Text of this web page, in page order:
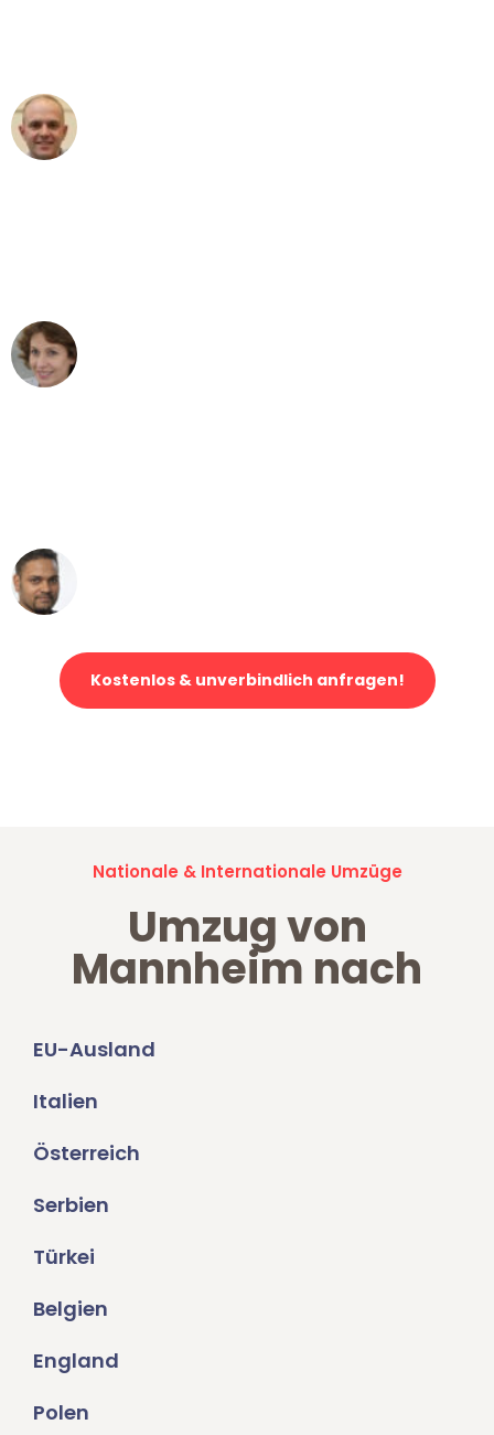
Kostenlos & unverbindlich anfragen!
Nationale & Internationale Umzüge
Umzug von
Mannheim nach
EU-Ausland
Italien
Österreich
Serbien
Türkei
Belgien
England
Polen